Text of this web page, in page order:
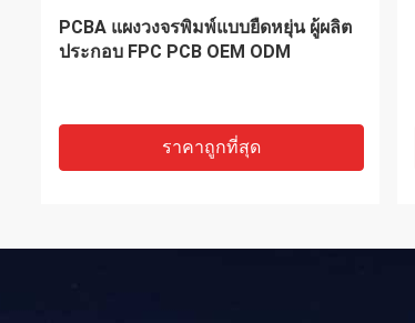
บริการ OEM ODM อุปกรณ์การแพทย์
PCBA FPC Assembly ผู้ผลิต PCB แบบ
ราคาถูกที่สุด